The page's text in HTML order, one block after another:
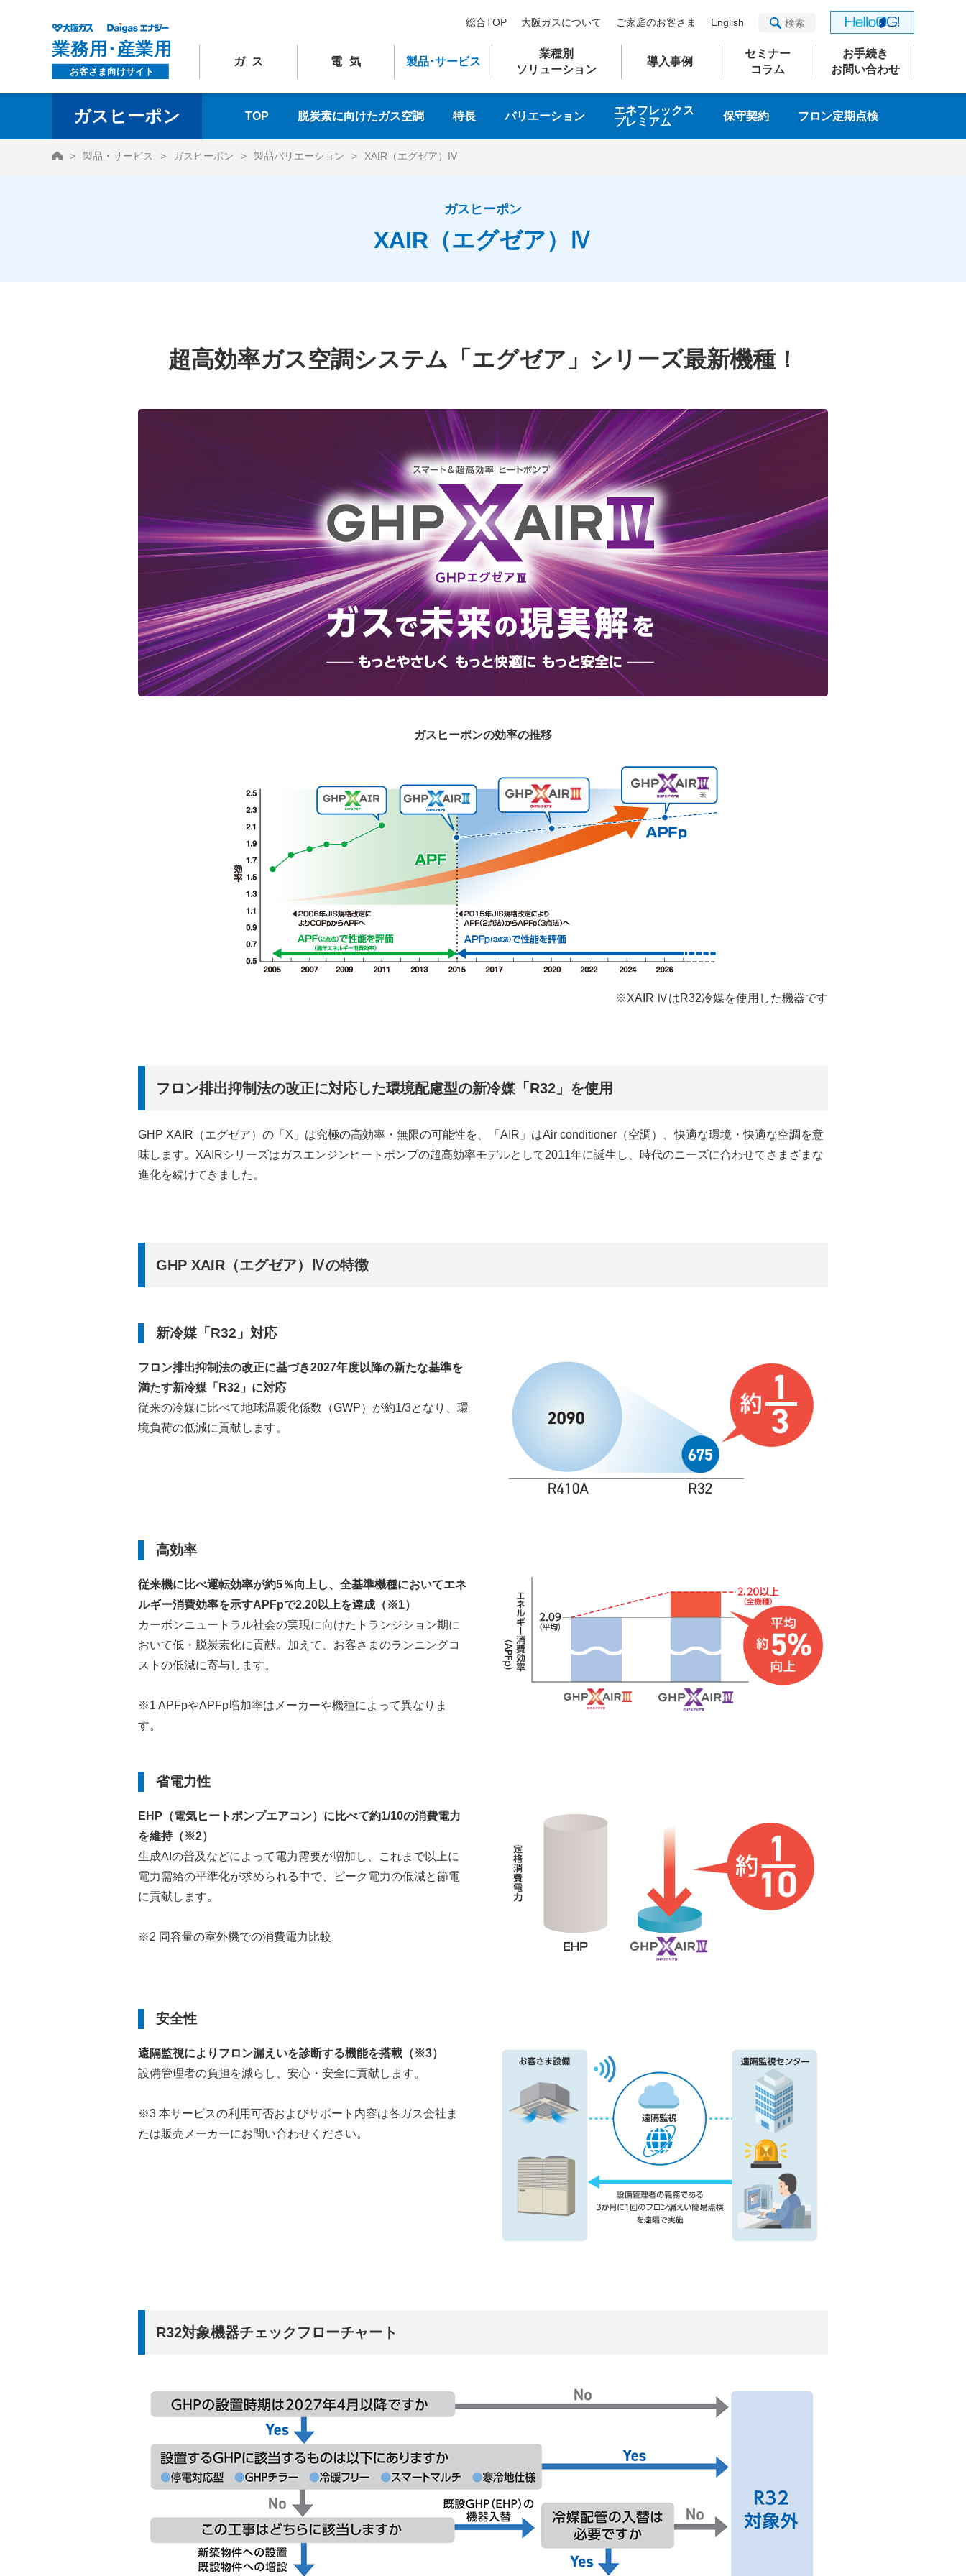
総合TOP 大阪ガスについて ご家庭のお客さま English
ガス 電気 製品･サービス
業種別
ソリューション
導入事例
セミナー
コラム
お手続き
お問い合わせ
ガスヒーポン TOP 脱炭素に向けたガス空調 特長 バリエーション
エネフレックス
プレミアム
保守契約 フロン定期点検
HOME製品・サービス ガスヒーポン 製品バリエーション XAIR（エグゼア）IV
ガスヒーポン
XAIR（エグゼア）Ⅳ
超高効率ガス空調システム「エグゼア」シリーズ最新機種！
ガスヒーポンの効率の推移
※XAIR ⅣはR32冷媒を使用した機器です
フロン排出抑制法の改正に対応した環境配慮型の新冷媒「R32」を使用
GHP XAIR（エグゼア）の「X」は究極の高効率・無限の可能性を、「AIR」はAir conditioner（空調）、快適な環境・快適な空調を意
味します。XAIRシリーズはガスエンジンヒートポンプの超高効率モデルとして2011年に誕生し、時代のニーズに合わせてさまざまな
進化を続けてきました。
GHP XAIR（エグゼア）Ⅳの特徴
新冷媒「R32」対応
フロン排出抑制法の改正に基づき2027年度以降の新たな基準を
満たす新冷媒「R32」に対応
従来の冷媒に比べて地球温暖化係数（GWP）が約1/3となり、環
境負荷の低減に貢献します。
高効率
従来機に比べ運転効率が約5％向上し、全基準機種においてエネ
ルギー消費効率を示すAPFpで2.20以上を達成（※1）
カーボンニュートラル社会の実現に向けたトランジション期に
おいて低・脱炭素化に貢献。加えて、お客さまのランニングコ
ストの低減に寄与します。
※1 APFpやAPFp増加率はメーカーや機種によって異なりま
す。
省電力性
EHP（電気ヒートポンプエアコン）に比べて約1/10の消費電力
を維持（※2）
生成AIの普及などによって電力需要が増加し、これまで以上に
電力需給の平準化が求められる中で、ピーク電力の低減と節電
に貢献します。
※2 同容量の室外機での消費電力比較
安全性
遠隔監視によりフロン漏えいを診断する機能を搭載（※3）
設備管理者の負担を減らし、安心・安全に貢献します。
※3 本サービスの利用可否およびサポート内容は各ガス会社ま
たは販売メーカーにお問い合わせください。
R32対象機器チェックフローチャート